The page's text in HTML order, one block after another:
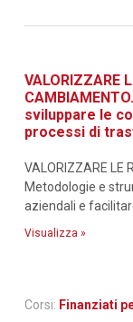
VALORIZZARE
sviluppare le
processi di
VALORIZZARE LE
Metodologie e
aziendali e facilitare
Visualizza »
Corsi: Finanziati